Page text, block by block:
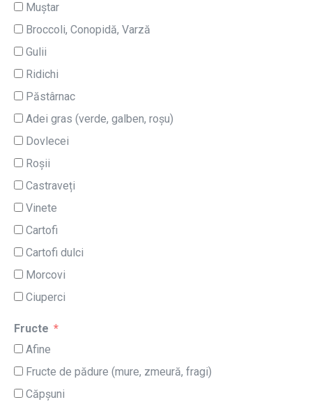
Muștar
Broccoli, Conopidă, Varză
Gulii
Ridichi
Păstârnac
Adei gras (verde, galben, roșu)
Dovlecei
Roșii
Castraveți
Vinete
Cartofi
Cartofi dulci
Morcovi
Ciuperci
Fructe
Afine
Fructe de pădure (mure, zmeură, fragi)
Căpșuni